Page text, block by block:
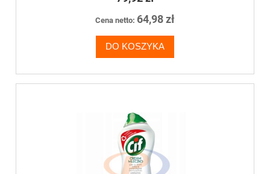
Cena netto: 64,98 zł
DO KOSZYKA